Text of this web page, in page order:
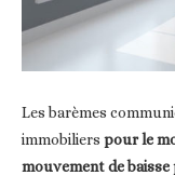
Les barèmes
immobiliers pour le
mouvement de